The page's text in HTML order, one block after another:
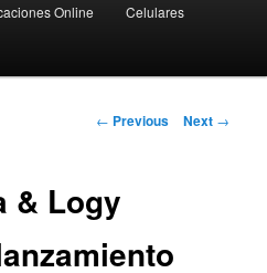
Online Celulares
Post
← Previous Next →
& Logy